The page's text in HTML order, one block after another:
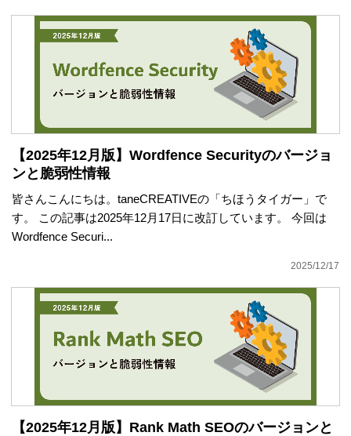
【2025年12月版】Wordfence Securityのバージョ
ンと脆弱性情報
皆さんこんにちは。taneCREATIVEの「ちほうタイガー」で
す。 この記事は2025年12月17日に改訂しています。 今回は
Wordfence Securi...
2025/12/17
【2025年12月版】Rank Math SEOのバージョンと